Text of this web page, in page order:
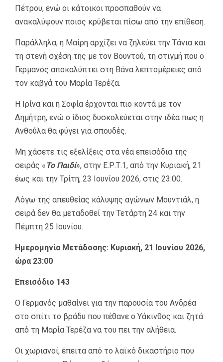
Πέτρου, ενώ οι κάτοικοι προσπαθούν να
ανακαλύψουν ποιος κρύβεται πίσω από την επίθεση.
Παράλληλα, η Μαίρη αρχίζει να ζηλεύει την Τάνια και
τη στενή σχέση της με τον Βουντού, τη στιγμή που ο
Γερμανός αποκαλύπτει στη Βάνα λεπτομέρειες από
τον καβγά του Μαρία Τερέζα.
Η Ιρίνα και η Σοφία έρχονται πιο κοντά με τον
Δημήτρη, ενώ ο ίδιος δυσκολεύεται στην ιδέα πως η
Ανθούλα θα φύγει για σπουδές.
Μη χάσετε τις εξελίξεις στα νέα επεισόδια της
σειράς « Το Παιδί», στην Ε.Ρ.Τ.1, από την Κυριακή, 21
έως και την Τρίτη, 23 Ιουνίου 2026, στις 23:00.
Λόγω της απευθείας κάλυψης αγώνων Μουντιάλ, η
σειρά δεν θα μεταδοθεί την Τετάρτη 24 και την
Πέμπτη 25 Ιουνίου.
Ημερομηνία Μετάδοσης: Κυριακή, 21 Ιουνίου 2026,
ώρα 23:00
Επεισόδιο 143
Ο Γερμανός μαθαίνει για την παρουσία του Ανδρέα
στο σπίτι το βράδυ που πέθανε ο Υάκινθος και ζητά
από τη Μαρία Τερέζα να του πει την αλήθεια.
Οι χωριανοί, έπειτα από το λαϊκό δικαστήριο που